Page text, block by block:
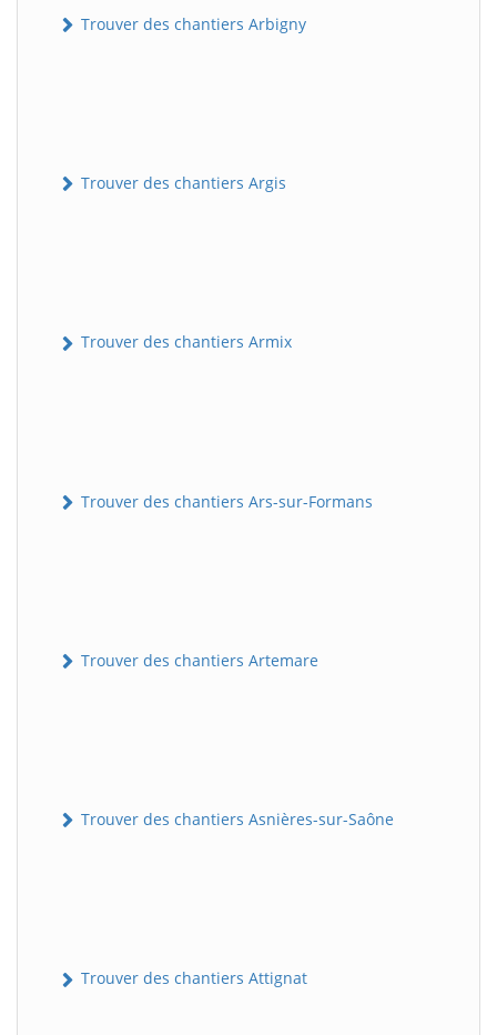
Trouver des chantiers Arbigny
Trouver des chantiers Argis
Trouver des chantiers Armix
Trouver des chantiers Ars-sur-Formans
Trouver des chantiers Artemare
Trouver des chantiers Asnières-sur-Saône
Trouver des chantiers Attignat